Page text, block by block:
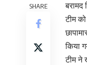
SHARE
बरामद
टीम
किया
टीम ने